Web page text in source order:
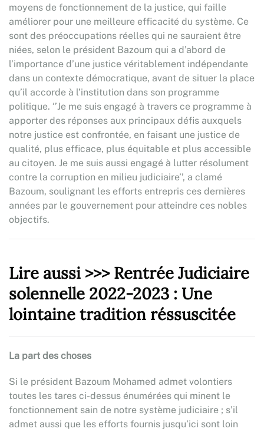
moyens de fonctionnement de la justice, qui faille
améliorer pour une meilleure efficacité du système. Ce
sont des préoccupations réelles qui ne sauraient être
niées, selon le président Bazoum qui a d’abord de
l’importance d’une justice véritablement indépendante
dans un contexte démocratique, avant de situer la place
qu’il accorde à l’institution dans son programme
politique. ‘’Je me suis engagé à travers ce programme à
apporter des réponses aux principaux défis auxquels
notre justice est confrontée, en faisant une justice de
qualité, plus efficace, plus équitable et plus accessible
au citoyen. Je me suis aussi engagé à lutter résolument
contre la corruption en milieu judiciaire’’, a clamé
Bazoum, soulignant les efforts entrepris ces dernières
années par le gouvernement pour atteindre ces nobles
objectifs.
Lire aussi >>> Rentrée Judiciaire
solennelle 2022-2023 : Une
lointaine tradition réssuscitée
La part des choses
Si le président Bazoum Mohamed admet volontiers
toutes les tares ci-dessus énumérées qui minent le
fonctionnement sain de notre système judiciaire ; s’il
admet aussi que les efforts fournis jusqu’ici sont loin